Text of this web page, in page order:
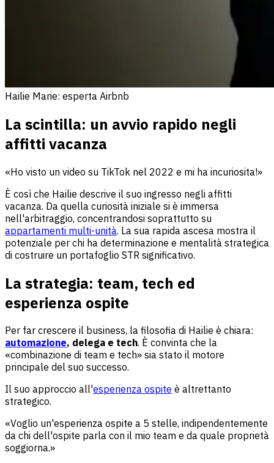
Hailie Marie: esperta Airbnb
La scintilla: un avvio rapido negli
affitti vacanza
«Ho visto un video su TikTok nel 2022 e mi ha incuriosita!»
È così che Hailie descrive il suo ingresso negli affitti
vacanza. Da quella curiosità iniziale si è immersa
nell'arbitraggio, concentrandosi soprattutto su
appartamenti multi-unità. La sua rapida ascesa mostra il
potenziale per chi ha determinazione e mentalità strategica
di costruire un portafoglio STR significativo.
La strategia: team, tech ed
esperienza ospite
Per far crescere il business, la filosofia di Hailie è chiara:
automazione, delega e tech. È convinta che la
«combinazione di team e tech» sia stato il motore
principale del suo successo.
Il suo approccio all'esperienza ospite è altrettanto
strategico.
«Voglio un'esperienza ospite a 5 stelle, indipendentemente
da chi dell'ospite parla con il mio team e da quale proprietà
soggiorna.»